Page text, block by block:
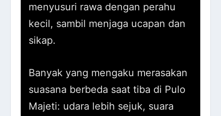
menyusuri rawa dengan perahu
kecil, sambil menjaga ucapan dan
sikap.
Banyak yang mengaku merasakan
suasana berbeda saat tiba di Pulo
Majeti: udara lebih sejuk, suara